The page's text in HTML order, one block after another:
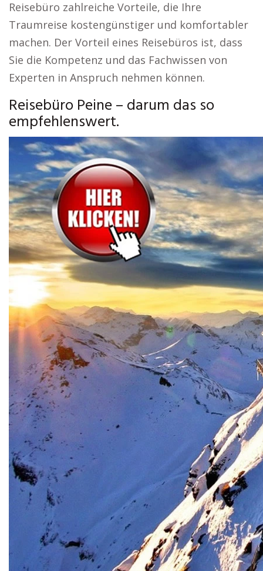
Reisebüro zahlreiche Vorteile, die Ihre
Traumreise kostengünstiger und komfortabler
machen. Der Vorteil eines Reisebüros ist, dass
Sie die Kompetenz und das Fachwissen von
Experten in Anspruch nehmen können.
Reisebüro Peine – darum das so
empfehlenswert.